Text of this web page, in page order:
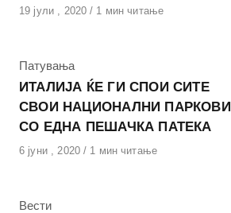
Објавено
19 јули , 2020 1 мин читање
КАтегорија
Патувања
ИТАЛИЈА ЌЕ ГИ СПОИ СИТЕ
СВОИ НАЦИОНАЛНИ ПАРКОВИ
СО ЕДНА ПЕШАЧКА ПАТЕКА
Објавено
6 јуни , 2020 1 мин читање
КАтегорија
Вести